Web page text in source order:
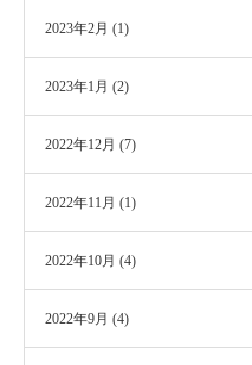
2023年2月 (1)
2023年1月 (2)
2022年12月 (7)
2022年11月 (1)
2022年10月 (4)
2022年9月 (4)